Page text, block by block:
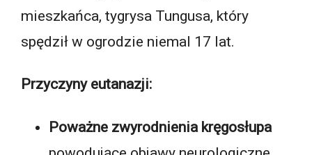
mieszkańca, tygrysa Tungusa, który
spędził w ogrodzie niemal 17 lat.
Przyczyny eutanazji:
Poważne zwyrodnienia kręgosłupa